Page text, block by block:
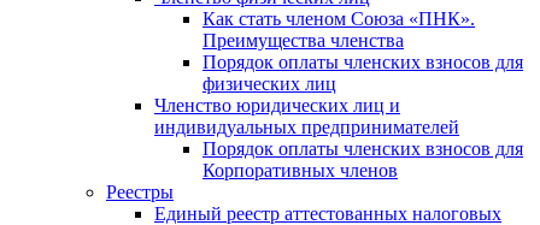
Как стать членом Союза «ПНК».
Преимущества членства
Порядок оплаты членских взносов для
физических лиц
Членство юридических лиц и
индивидуальных предпринимателей
Порядок оплаты членских взносов для
Корпоративных членов
Реестры
Единый реестр аттестованных налоговых